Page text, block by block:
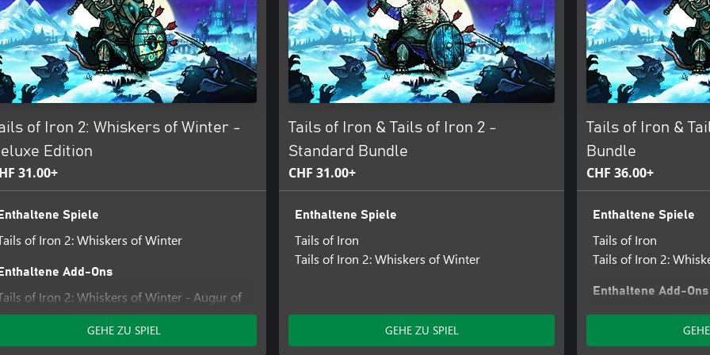
Gründe und verbessere
Gegenstände aus der
an tödlichen Fallen aus dem
Eis in einem brandneuen
selbst verliehen wurden,
of Iron 2: Whiskers of Winter -
Edition
31.00+
Enthaltene Spiele
of Iron 2: Whiskers of Winter
Enthaltene Add-Ons
of Iron 2: Whiskers of Winter - Augur of
Draugr Armour Pack
Tails of Iron 2: Whiskers of Winter - Hair to
GEHE ZU SPIEL
Tails of Iron & Tails of Iron 2 -
Standard Bundle
CHF 31.00+
Enthaltene Spiele
Tails of Iron
Tails of Iron 2: Whiskers of Winter
GEHE ZU SPIEL
Tails of Iron &
Bundle
CHF 36.00+
Enthaltene Spiele
Tails of Iron
Tails of Iron 2:
Enthaltene Add-Ons
Crimson Knight DLC
Tails of Iron 2: